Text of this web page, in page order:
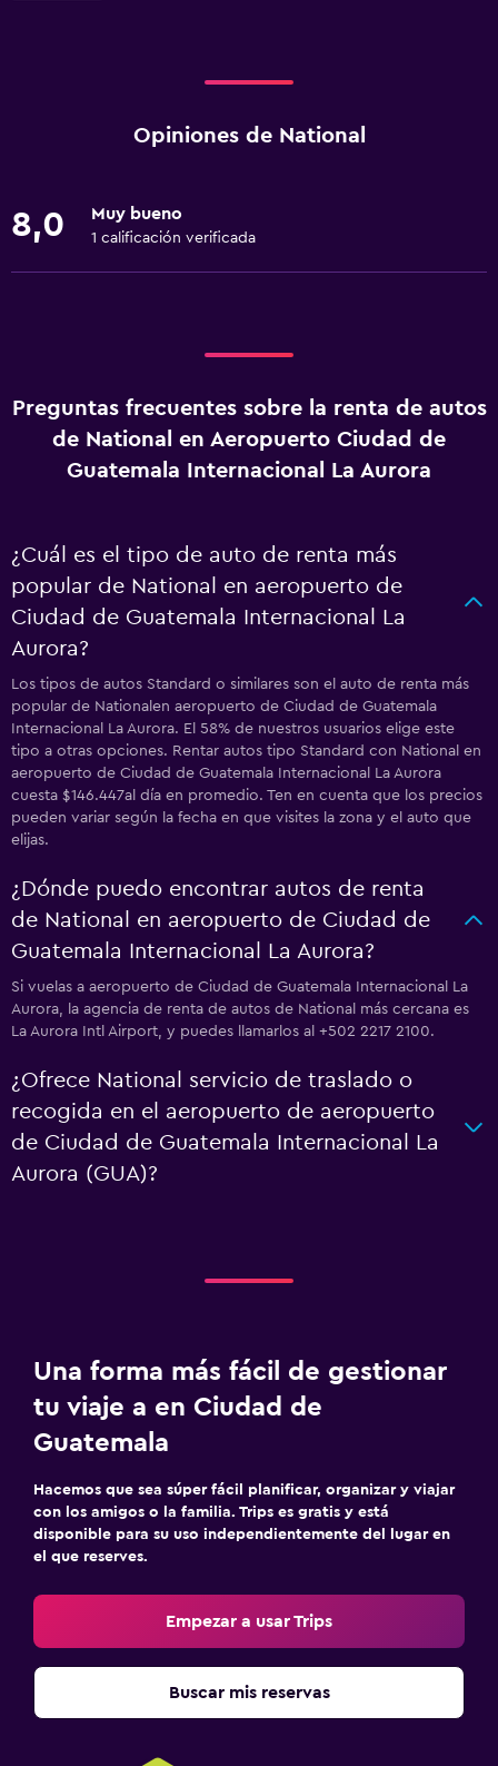
Opiniones de National
8,0 Muy bueno
1 calificación verificada
Preguntas frecuentes sobre la renta de autos
de National en Aeropuerto Ciudad de
Guatemala Internacional La Aurora
¿Cuál es el tipo de auto de renta más
popular de National en aeropuerto de
Ciudad de Guatemala Internacional La
Aurora?
Los tipos de autos Standard o similares son el auto de renta más
popular de Nationalen aeropuerto de Ciudad de Guatemala
Internacional La Aurora. El 58% de nuestros usuarios elige este
tipo a otras opciones. Rentar autos tipo Standard con National en
aeropuerto de Ciudad de Guatemala Internacional La Aurora
cuesta $146.447al día en promedio. Ten en cuenta que los precios
pueden variar según la fecha en que visites la zona y el auto que
elijas.
¿Dónde puedo encontrar autos de renta
de National en aeropuerto de Ciudad de
Guatemala Internacional La Aurora?
Si vuelas a aeropuerto de Ciudad de Guatemala Internacional La
Aurora, la agencia de renta de autos de National más cercana es
La Aurora Intl Airport, y puedes llamarlos al +502 2217 2100.
¿Ofrece National servicio de traslado o
recogida en el aeropuerto de aeropuerto
de Ciudad de Guatemala Internacional La
Aurora (GUA)?
Una forma más fácil de gestionar
tu viaje a en Ciudad de
Guatemala
Hacemos que sea súper fácil planificar, organizar y viajar
con los amigos o la familia. Trips es gratis y está
disponible para su uso independientemente del lugar en
el que reserves.
Empezar a usar Trips
Buscar mis reservas